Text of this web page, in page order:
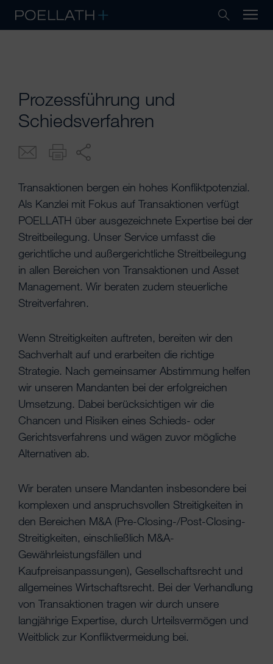
Prozessführung und
Schiedsverfahren
Transaktionen bergen ein hohes Konfliktpotenzial.
Als Kanzlei mit Fokus auf Transaktionen verfügt
POELLATH über ausgezeichnete Expertise bei der
Streitbeilegung. Unser Service umfasst die
gerichtliche und außergerichtliche Streitbeilegung
in allen Bereichen von Transaktionen und Asset
Management. Wir beraten zudem steuerliche
Streitverfahren.
Wenn Streitigkeiten auftreten, bereiten wir den
Sachverhalt auf und erarbeiten die richtige
Strategie. Nach gemeinsamer Abstimmung helfen
wir unseren Mandanten bei der erfolgreichen
Umsetzung. Dabei berücksichtigen wir die
Chancen und Risiken eines Schieds- oder
Gerichtsverfahrens und wägen zuvor mögliche
Alternativen ab.
Wir beraten unsere Mandanten insbesondere bei
komplexen und anspruchsvollen Streitigkeiten in
den Bereichen M&A (Pre-Closing-/Post-Closing-
Streitigkeiten, einschließlich M&A-
Gewährleistungsfällen und
Kaufpreisanpassungen), Gesellschaftsrecht und
allgemeines Wirtschaftsrecht. Bei der Verhandlung
von Transaktionen tragen wir durch unsere
langjährige Expertise, durch Urteilsvermögen und
Weitblick zur Konfliktvermeidung bei.